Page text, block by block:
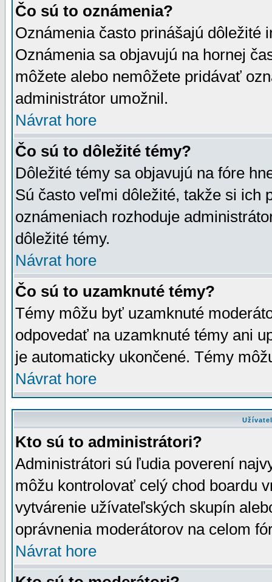
Čo sú to oznámenia?
Oznámenia často prinášajú dôležité
Oznámenia sa objavujú na hornej
môžete alebo nemôžete pridávať
administrátor umožnil.
Návrat hore
Čo sú to dôležité témy?
Dôležité témy sa objavujú na fóre
Sú často veľmi dôležité, takže si ich
oznámeniach rozhoduje
dôležité témy.
Návrat hore
Čo sú to uzamknuté témy?
Témy môžu byť uzamknuté
odpovedať na uzamknuté témy ani
je automaticky ukončené. Témy
Návrat hore
Kto sú to administrátori?
Administrátori sú ľudia poverení
môžu kontrolovať celý chod boardu
vytvárenie užívateľských skupín
oprávnenia moderátorov na celom
Návrat hore